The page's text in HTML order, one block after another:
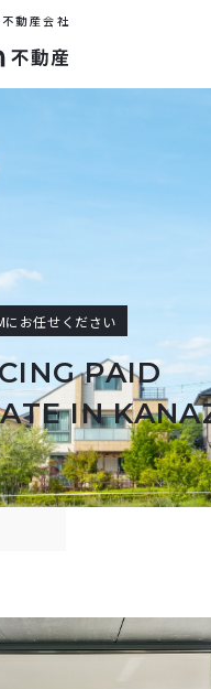
動産会社
にお任せください
PAID
IN